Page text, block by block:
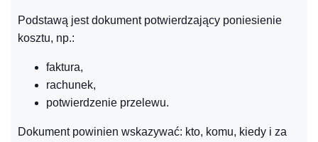
Podstawą jest dokument potwierdzający poniesienie
kosztu, np.:
faktura,
rachunek,
potwierdzenie przelewu.
Dokument powinien wskazywać: kto, komu, kiedy i za